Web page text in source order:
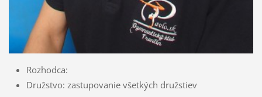
Rozhodca:
Družstvo: zastupovanie všetkých družstiev